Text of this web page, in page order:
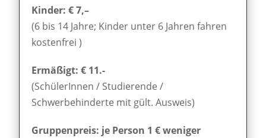
Kinder: € 7,–
(6 bis 14 Jahre; Kinder unter 6 Jahren fahren
kostenfrei )
Ermäßigt: € 11.-
(SchülerInnen / Studierende /
Schwerbehinderte mit gült. Ausweis)
Gruppenpreis: je Person 1 € weniger